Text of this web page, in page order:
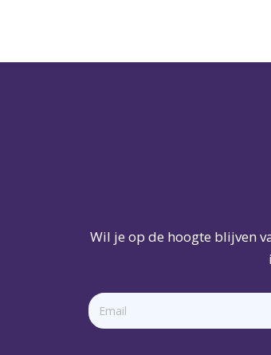
Wil je op de hoogte blijven